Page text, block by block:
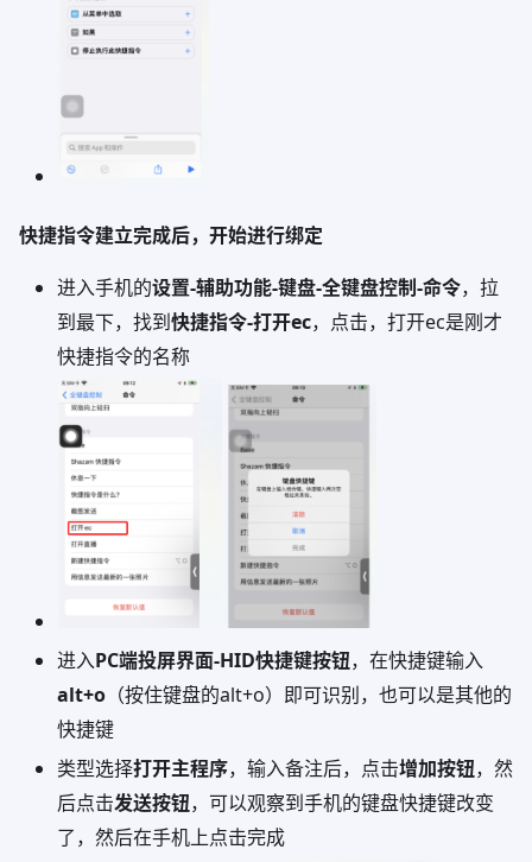
快捷指令建立完成后，开始进行绑定
进入手机的设置-辅助功能-键盘-全键盘控制-命令，拉
到最下，找到快捷指令-打开ec，点击，打开ec是刚才
快捷指令的名称
进入PC端投屏界面-HID快捷键按钮，在快捷键输入
alt+o （按住键盘的alt+o）即可识别，也可以是其他的
快捷键
类型选择打开主程序，输入备注后，点击增加按钮，然
后点击发送按钮，可以观察到手机的键盘快捷键改变
了，然后在手机上点击完成